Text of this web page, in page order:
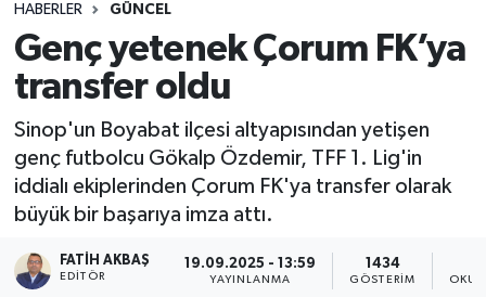
HABERLER GÜNCEL
Genç yetenek Çorum FK’ya
transfer oldu
Sinop'un Boyabat ilçesi altyapısından yetişen
genç futbolcu Gökalp Özdemir, TFF 1. Lig'in
iddialı ekiplerinden Çorum FK'ya transfer olarak
büyük bir başarıya imza attı.
FATIH AKBAŞ
EDITÖR
19.09.2025 - 13:59
YAYINLANMA
1434
GÖSTERIM
SAĞLIK
ASAYİŞ
EKONOMİ
GÜNCEL
AKTÜEL
Çorum Namaz Vakitleri
Trafik Durumu
Süper Lig Puan Durumu ve Fikstür
Tüm Manşetler
Son Dakika Haberleri